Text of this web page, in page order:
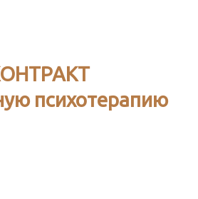
психотерапию